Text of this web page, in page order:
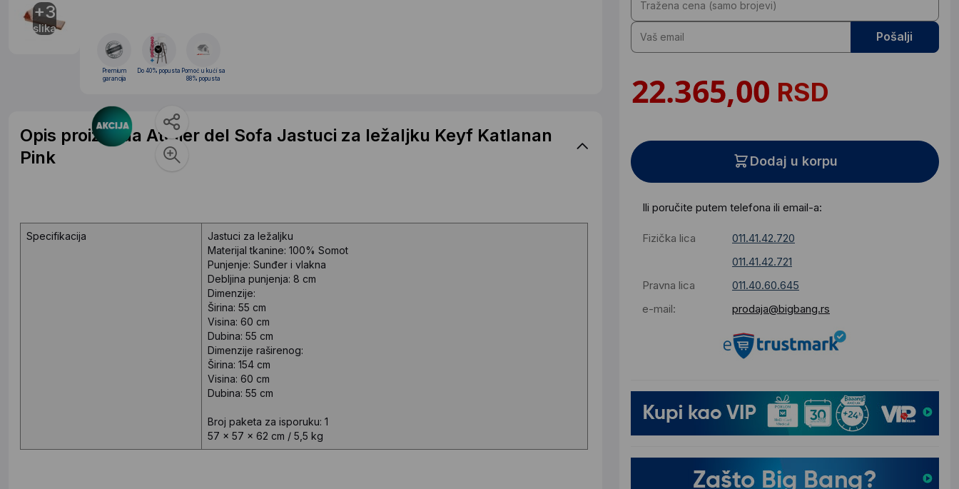
Pošalji
RSD
Dodaj u korpu
Ili poručite putem telefona ili email-a:
Fizička lica
011.41.42.720
011.41.42.721
Pravna lica
011.40.60.645
e-mail:
prodaja@bigbang.rs
+3
slika
Premium
garancija
Do 40% popusta Pomoć u kući sa
88% popusta
Opis proizvoda Atelier del Sofa Jastuci za ležaljku Keyf Katlanan
Pink
Specifikacija
Jastuci za ležaljku
Materijal tkanine: 100% Somot
Punjenje: Sunđer i vlakna
Debljina punjenja: 8 cm
Dimenzije:
Širina: 55 cm
Visina: 60 ​​cm
Dubina: 55 cm
Dimenzije raširenog:
Širina: 154 cm
Visina: 60 ​​cm
Dubina: 55 cm
Broj paketa za isporuku: 1
57 x 57 x 62 cm / 5,5 kg